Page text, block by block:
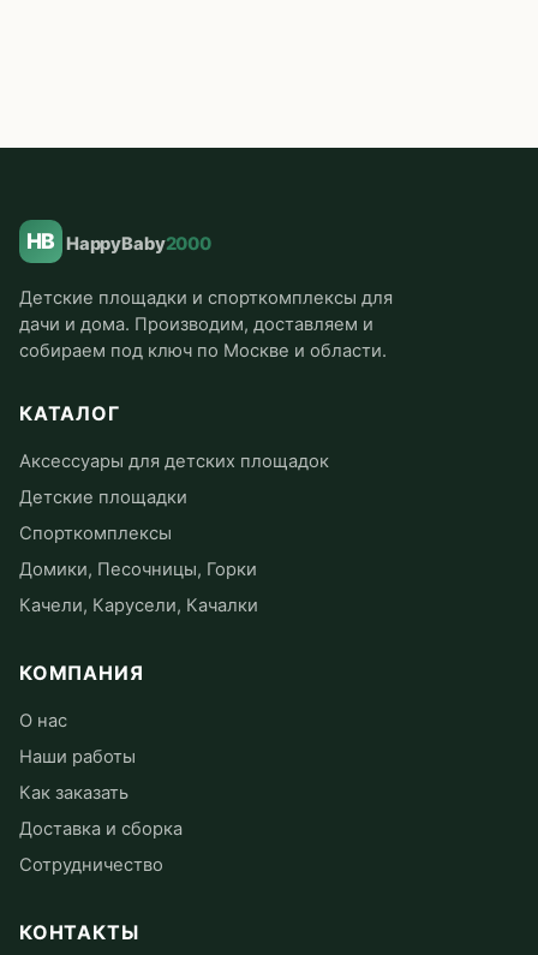
HB HappyBaby2000
Детские площадки и спорткомплексы для
дачи и дома. Производим, доставляем и
собираем под ключ по Москве и области.
КАТАЛОГ
Аксессуары для детских площадок
Детские площадки
Спорткомплексы
Домики, Песочницы, Горки
Качели, Карусели, Качалки
КОМПАНИЯ
О нас
Наши работы
Как заказать
Доставка и сборка
Сотрудничество
КОНТАКТЫ